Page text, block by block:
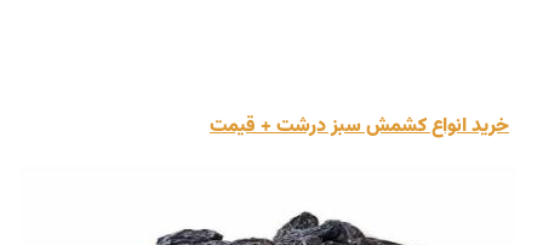
خرید انواع کشمش سبز درشت + قیمت